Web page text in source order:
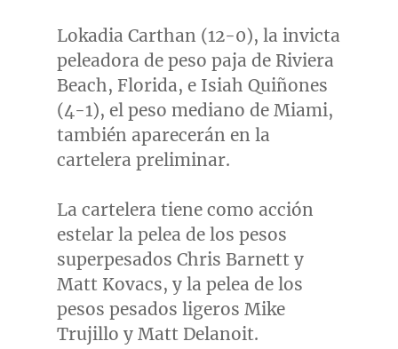
Lokadia Carthan (12-0), la invicta
peleadora de peso paja de Riviera
Beach, Florida, e Isiah Quiñones
(4-1), el peso mediano de Miami,
también aparecerán en la
cartelera preliminar.
La cartelera tiene como acción
estelar la pelea de los pesos
superpesados Chris Barnett y
Matt Kovacs, y la pelea de los
pesos pesados ligeros Mike
Trujillo y Matt Delanoit.